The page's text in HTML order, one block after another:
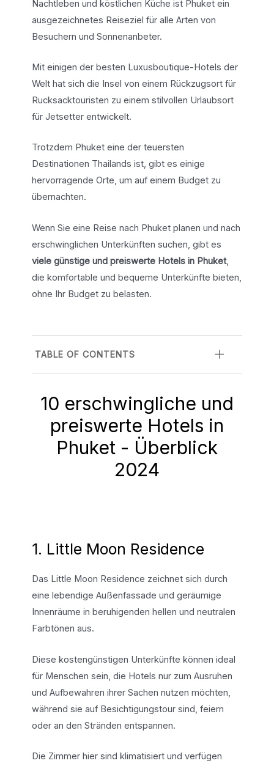
Nachtleben und köstlichen Küche ist Phuket ein
ausgezeichnetes Reiseziel für alle Arten von
Besuchern und Sonnenanbeter.
Mit einigen der besten Luxusboutique-Hotels der
Welt hat sich die Insel von einem Rückzugsort für
Rucksacktouristen zu einem stilvollen Urlaubsort
für Jetsetter entwickelt.
Trotzdem Phuket eine der teuersten
Destinationen Thailands ist, gibt es einige
hervorragende Orte, um auf einem Budget zu
übernachten.
Wenn Sie eine Reise nach Phuket planen und nach
erschwinglichen Unterkünften suchen, gibt es
viele günstige und preiswerte Hotels in Phuket,
die komfortable und bequeme Unterkünfte bieten,
ohne Ihr Budget zu belasten.
TABLE OF CONTENTS
10 erschwingliche und
preiswerte Hotels in
Phuket - Überblick
2024
1. Little Moon Residence
Das Little Moon Residence zeichnet sich durch
eine lebendige Außenfassade und geräumige
Innenräume in beruhigenden hellen und neutralen
Farbtönen aus.
Diese kostengünstigen Unterkünfte können ideal
für Menschen sein, die Hotels nur zum Ausruhen
und Aufbewahren ihrer Sachen nutzen möchten,
während sie auf Besichtigungstour sind, feiern
oder an den Stränden entspannen.
Die Zimmer hier sind klimatisiert und verfügen